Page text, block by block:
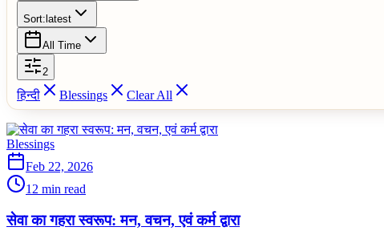
Sort: latest
All Time
2
हिन्दी Blessings Clear All
Blessings
Feb 22, 2026
12 min read
सेवा का गहरा स्वरूप: मन, वचन, एवं कर्म द्वारा